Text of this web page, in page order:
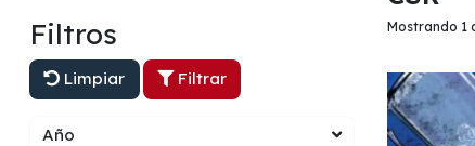
Filtros
Limpiar Filtrar
Año
Mostrando 1